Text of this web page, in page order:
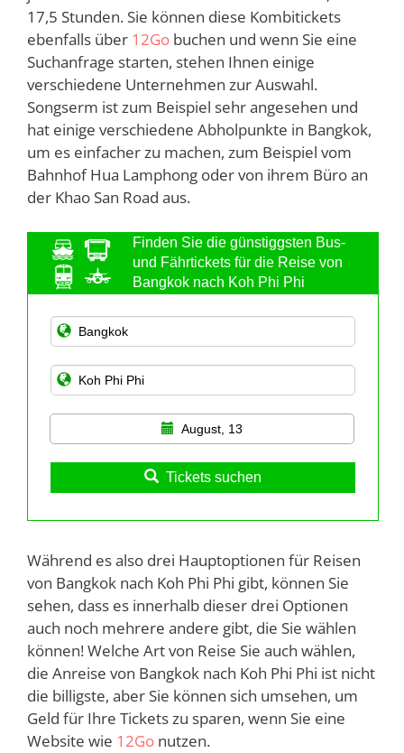
17,5 Stunden. Sie können diese Kombitickets
ebenfalls über 12Go buchen und wenn Sie eine
Suchanfrage starten, stehen Ihnen einige
verschiedene Unternehmen zur Auswahl.
Songserm ist zum Beispiel sehr angesehen und
hat einige verschiedene Abholpunkte in Bangkok,
um es einfacher zu machen, zum Beispiel vom
Bahnhof Hua Lamphong oder von ihrem Büro an
der Khao San Road aus.
Finden Sie die günstiggsten Bus-
und Fährtickets für die Reise von
Bangkok nach Koh Phi Phi
August, 13
Tickets suchen
Während es also drei Hauptoptionen für Reisen
von Bangkok nach Koh Phi Phi gibt, können Sie
sehen, dass es innerhalb dieser drei Optionen
auch noch mehrere andere gibt, die Sie wählen
können! Welche Art von Reise Sie auch wählen,
die Anreise von Bangkok nach Koh Phi Phi ist nicht
die billigste, aber Sie können sich umsehen, um
Geld für Ihre Tickets zu sparen, wenn Sie eine
Website wie 12Go nutzen.